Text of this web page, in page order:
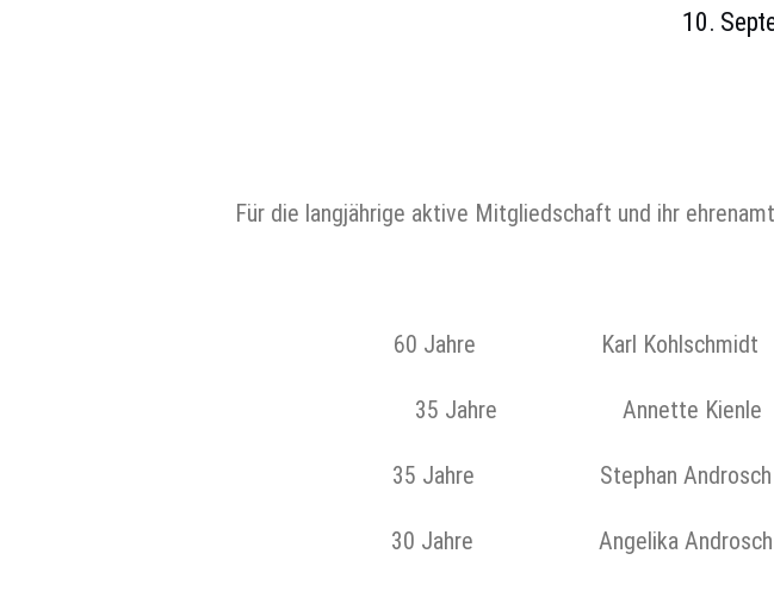
10.
Für die langjährige aktive Mitgliedschaft und ihr
60 Jahre Karl
35 Jahre Annette
35 Jahre Stephan
30 Jahre Angelika